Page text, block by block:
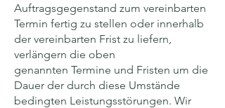
Auftragsgegenstand zum vereinbarten
Termin fertig zu stellen oder innerhalb
der vereinbarten Frist zu liefern,
verlängern die oben
genannten Termine und Fristen um die
Dauer der durch diese Umstände
bedingten Leistungsstörungen. Wir